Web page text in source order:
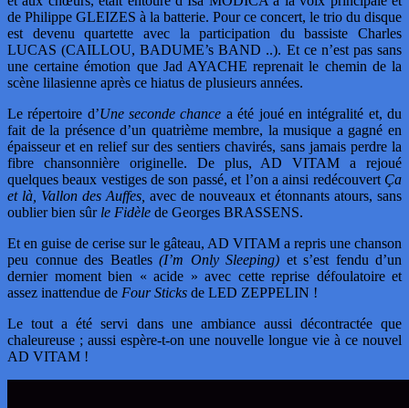
de Philippe GLEIZES à la batterie. Pour ce concert, le trio du disque
est devenu quartette avec la participation du bassiste Charles
LUCAS (CAILLOU, BADUME’s BAND ..). Et ce n’est pas sans
une certaine émotion que Jad AYACHE reprenait le chemin de la
scène lilasienne après ce hiatus de plusieurs années.
Le répertoire d’Une seconde chance a été joué en intégralité et, du
fait de la présence d’un quatrième membre, la musique a gagné en
épaisseur et en relief sur des sentiers chavirés, sans jamais perdre la
fibre chansonnière originelle. De plus, AD VITAM a rejoué
quelques beaux vestiges de son passé, et l’on a ainsi redécouvert Ça
et là, Vallon des Auffes, avec de nouveaux et étonnants atours, sans
oublier bien sûr le Fidèle de Georges BRASSENS.
Et en guise de cerise sur le gâteau, AD VITAM a repris une chanson
peu connue des Beatles (I’m Only Sleeping) et s’est fendu d’un
dernier moment bien « acide » avec cette reprise défoulatoire et
assez inattendue de Four Sticks de LED ZEPPELIN !
Le tout a été servi dans une ambiance aussi décontractée que
chaleureuse ; aussi espère-t-on une nouvelle longue vie à ce nouvel
AD VITAM !